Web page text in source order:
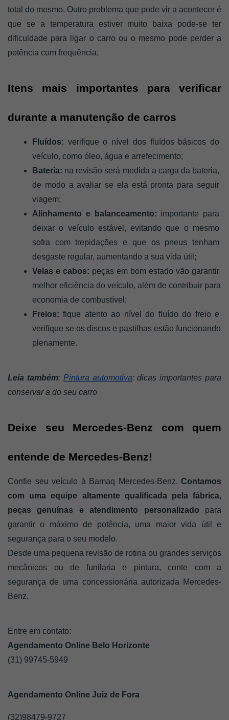
total do mesmo. Outro problema que pode vir a acontecer é
que se a temperatura estiver muito baixa pode-se ter
dificuldade para ligar o carro ou o mesmo pode perder a
potência com frequência.
Itens mais importantes para verificar
durante a manutenção de carros
Fluídos: verifique o nível dos fluídos básicos do
veículo, como óleo, água e arrefecimento;
Bateria: na revisão será medida a carga da bateria,
de modo a avaliar se ela está pronta para seguir
viagem;
Alinhamento e balanceamento: importante para
deixar o veículo estável, evitando que o mesmo
sofra com trepidações e que os pneus tenham
desgaste regular, aumentando a sua vida útil;
Velas e cabos: peças em bom estado vão garantir
melhor eficiência do veículo, além de contribuir para
economia de combustível;
Freios: fique atento ao nível do fluído do freio e
verifique se os discos e pastilhas estão funcionando
plenamente.
Leia também: Pintura automotiva: dicas importantes para
conservar a do seu carro
Deixe seu Mercedes-Benz com quem
entende de Mercedes-Benz!
Confie seu veículo à Bamaq Mercedes-Benz. Contamos
com uma equipe altamente qualificada pela fábrica,
peças genuínas e atendimento personalizado para
garantir o máximo de potência, uma maior vida útil e
segurança para o seu modelo.
Desde uma pequena revisão de rotina ou grandes serviços
mecânicos ou de funilaria e pintura, conte com a
segurança de uma concessionária autorizada Mercedes-
Benz.
Entre em contato:
Agendamento Online Belo Horizonte
(31) 99745-5949
Agendamento Online Juiz de Fora
(32)98479-9727